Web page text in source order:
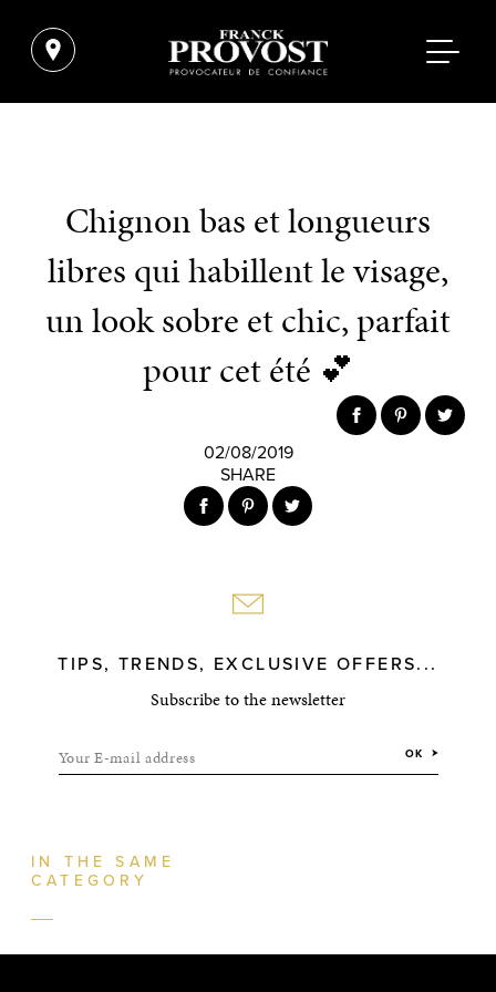
Chignon bas et longueurs
libres qui habillent le visage,
un look sobre et chic, parfait
pour cet été 💕
02/08/2019
SHARE
TIPS, TRENDS, EXCLUSIVE OFFERS...
Subscribe to the newsletter
Your E-mail address OK
IN THE SAME
CATEGORY